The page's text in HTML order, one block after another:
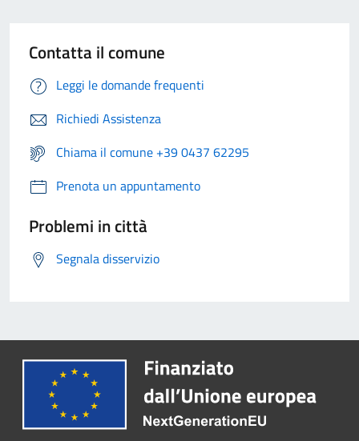
Contatta il comune
Leggi le domande frequenti
Richiedi Assistenza
Chiama il comune +39 0437 62295
Prenota un appuntamento
Problemi in città
Segnala disservizio